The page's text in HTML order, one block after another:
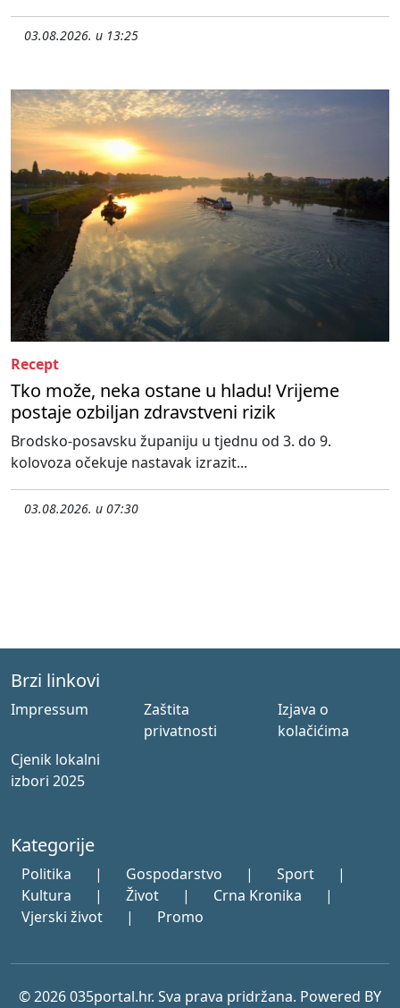
03.08.2026. u 13:25
Recept
Tko može, neka ostane u hladu! Vrijeme
postaje ozbiljan zdravstveni rizik
Brodsko-posavsku županiju u tjednu od 3. do 9.
kolovoza očekuje nastavak izrazit...
03.08.2026. u 07:30
Brzi linkovi
Impressum
Zaštita
privatnosti
Izjava o
kolačićima
Cjenik lokalni
izbori 2025
Kategorije
Politika | Gospodarstvo | Sport
|
Kultura
| Život | Crna Kronika
|
Vjerski život
| Promo
© 2026 035portal.hr. Sva prava pridržana. Powered BY